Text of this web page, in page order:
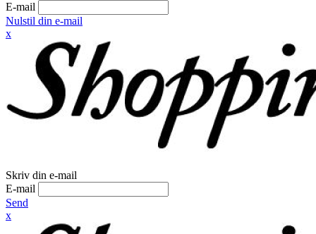
E-mail
Nulstil din e-mail
x
Skriv din e-mail
E-mail
Send
x